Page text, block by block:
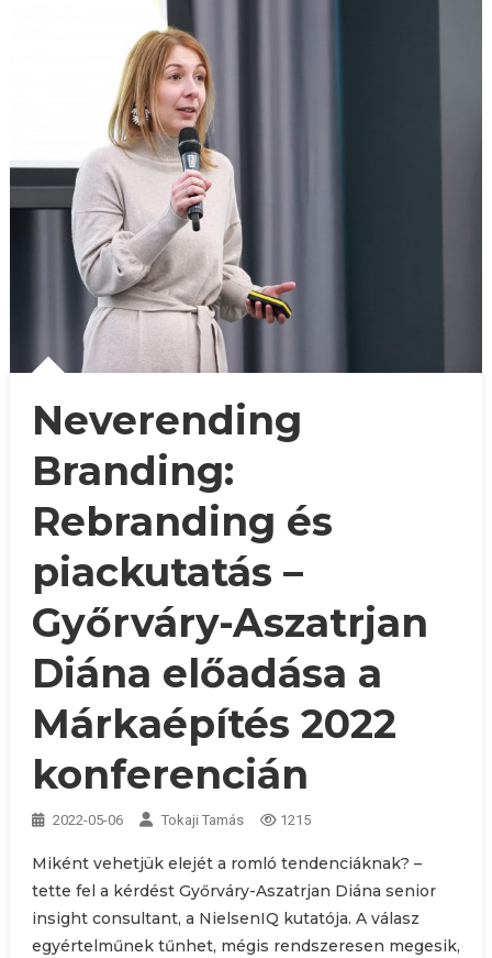
Neverending
Branding:
Rebranding és
piackutatás –
Győrváry-Aszatrjan
Diána előadása a
Márkaépítés 2022
konferencián
2022-05-06 Tokaji Tamás 1215
Miként vehetjük elejét a romló tendenciáknak? –
tette fel a kérdést Győrváry-Aszatrjan Diána senior
insight consultant, a NielsenIQ kutatója. A válasz
egyértelműnek tűnhet, mégis rendszeresen megesik,